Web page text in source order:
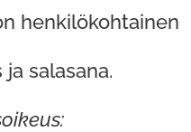
henkilökohtainen
salasana.